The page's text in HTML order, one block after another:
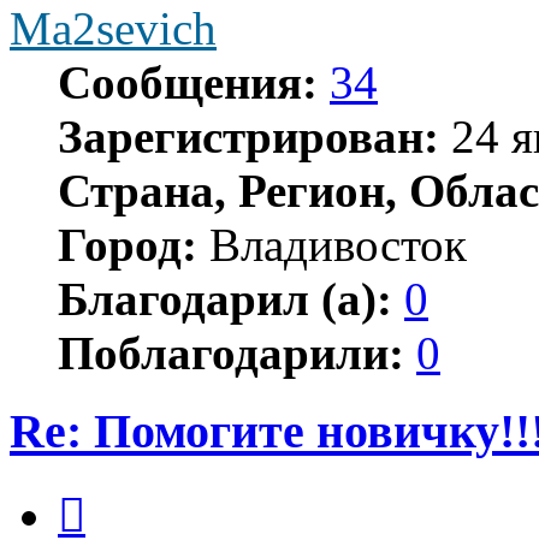
Ma2sevich
Сообщения: 34
Зарегистрирован: 24
Страна, Регион,
Город: Владивосток
Благодарил (а): 0
Поблагодарили: 0
Re: Помогите